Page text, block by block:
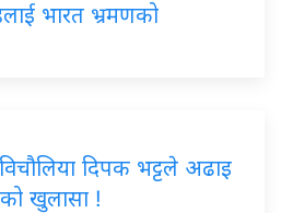
भारत भ्रमणको
दिपक भट्टले अढाइ
खुलासा !